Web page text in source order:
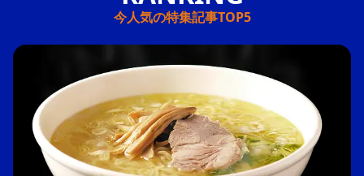
今人気の特集記事TOP5